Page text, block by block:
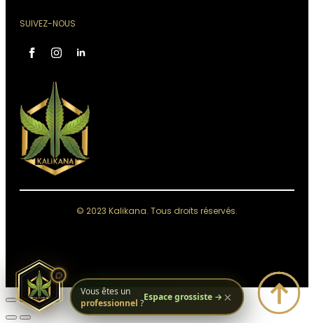
SUIVEZ-NOUS
© 2023 Kalikana. Tous droits réservés.
Vous êtes un
professionnel ?Espace grossiste → ×
IA, réponses instantanées,
Conseiller disponible 24h/24